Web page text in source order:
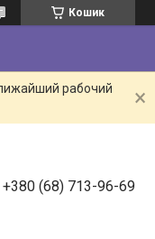
Кошик
рабочий
+380 (68) 713-96-69